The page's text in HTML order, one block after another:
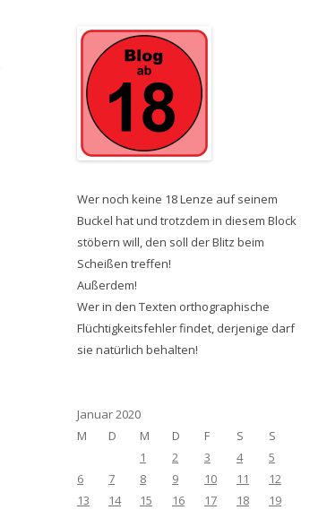
Wer noch keine 18 Lenze auf seinem
Buckel hat und trotzdem in diesem Block
stöbern will, den soll der Blitz beim
Scheißen treffen!
Außerdem!
Wer in den Texten orthographische
Flüchtigkeitsfehler findet, derjenige darf
sie natürlich behalten!
Januar 2020
M
D M D F S
S
1
2 3 4
5
6
7 8 9 10 11
12
13
14 15 16 17 18
19